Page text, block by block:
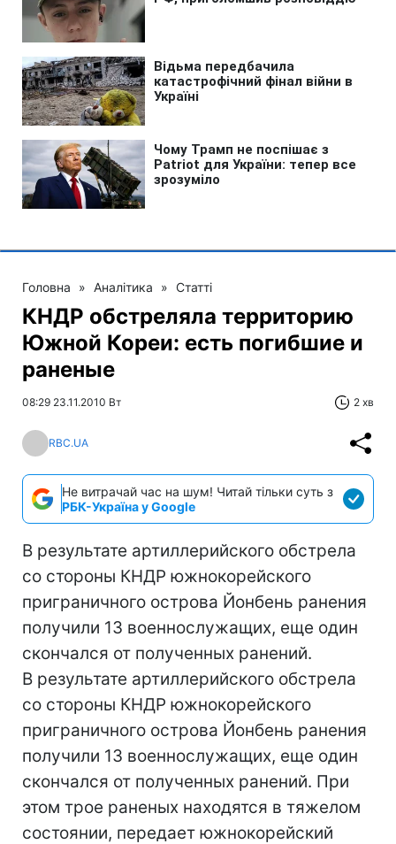
Головна » Аналітика » Статті
КНДР обстреляла территорию
Южной Кореи: есть погибшие и
раненые
08:29 23.11.2010 Вт 2 хв
RBC.UA
Не витрачай час на шум! Читай тільки суть з
РБК-Україна у Google
В результате артиллерийского обстрела
со стороны КНДР южнокорейского
приграничного острова Йонбень ранения
получили 13 военнослужащих, еще один
скончался от полученных ранений.
В результате артиллерийского обстрела
со стороны КНДР южнокорейского
приграничного острова Йонбень ранения
получили 13 военнослужащих, еще один
скончался от полученных ранений. При
этом трое раненых находятся в тяжелом
состоянии, передает южнокорейский